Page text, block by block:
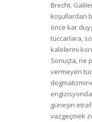
Brecht.
koşullardan
önce kar
tüccarlara,
kalelerini
Sonuçta, ne
vermeyen
güneşin
vazgeçmek